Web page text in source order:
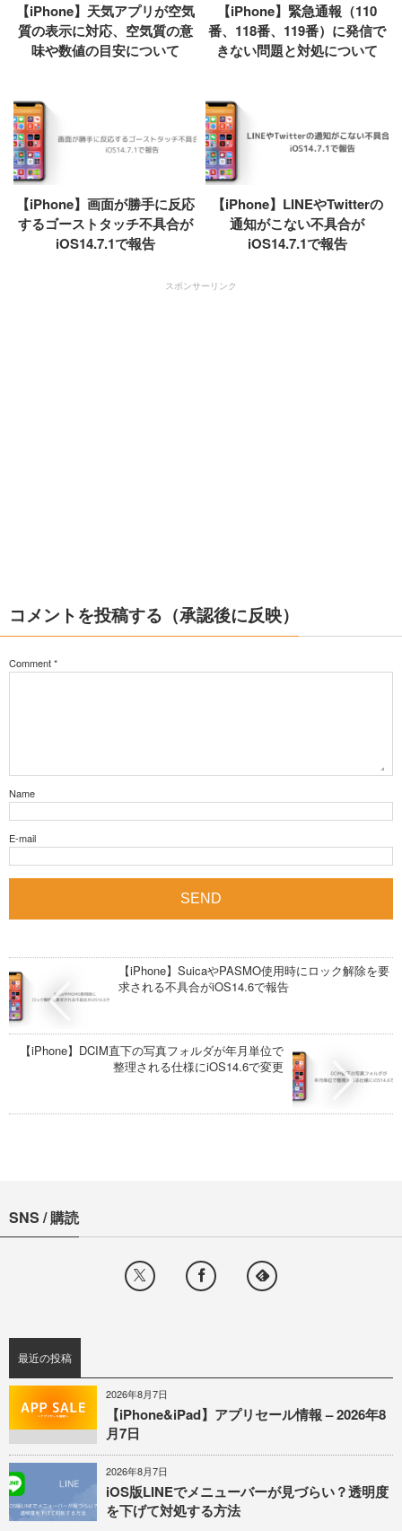
【iPhone】天気アプリが空気
質の表示に対応、空気質の意
味や数値の目安について
【iPhone】緊急通報（110
番、118番、119番）に発信で
きない問題と対処について
【iPhone】画面が勝手に反応
するゴーストタッチ不具合が
iOS14.7.1で報告
【iPhone】LINEやTwitterの
通知がこない不具合が
iOS14.7.1で報告
スポンサーリンク
コメントを投稿する（承認後に反映）
Comment*
Name
E-mail
【iPhone】SuicaやPASMO使用時にロック解除を要
求される不具合がiOS14.6で報告
【iPhone】DCIM直下の写真フォルダが年月単位で
整理される仕様にiOS14.6で変更
SNS / 購読
最近の投稿
2026年8月7日
【iPhone&iPad】アプリセール情報 – 2026年8
月7日
2026年8月7日
iOS版LINEでメニューバーが見づらい？透明度
を下げて対処する方法